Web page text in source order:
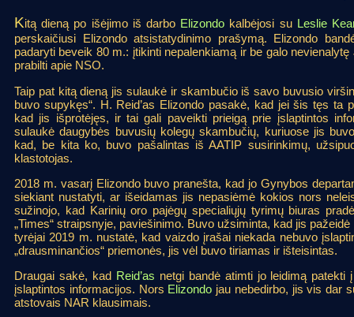
Kitą dieną po išėjimo iš darbo Elizondo kalbėjosi su Leslie
perskaičiusi Elizondo atsistatydinimo prašymą. Elizondo
padaryti beveik 80 m.: įtikinti nepalenkiamą ir be galo
prabilti apie NSO.
Taip pat kitą dieną jis sulaukė ir skambučio iš savo buvusio
buvo supykęs“. H. Reid’as Elizondo pasakė, kad jei šis tęs ta
kad jis išprotėjęs, ir tai gali paveikti prieigą prie įslaptintos
sulaukė daugybės buvusių kolegų skambučių, kuriuose jis
kad, be kita ko, buvo pašalintas iš AATIP susirinkimų,
klastotojas.
2018 m. vasarį Elizondo buvo pranešta, kad jo Gynybos
siekiant nustatyti, ar išeidamas jis nepasiėmė kokios nors
sužinojo, kad Karinių oro pajėgų specialiųjų tyrimų biuras
„Times“ straipsnyje, paviešinimo. Buvo užsiminta, kad jis
tyrėjai 2019 m. nustatė, kad vaizdo įrašai niekada nebuvo
„drausminančios“ priemonės, jis vėl buvo tiriamas ir išteisintas.
Draugai sakė, kad Reid’as netgi bandė atimti jo leidimą patekti
įslaptintos informacijos. Nors Elizondo jau nebedirbo, jis vis dar
atstovais NAR klausimais.